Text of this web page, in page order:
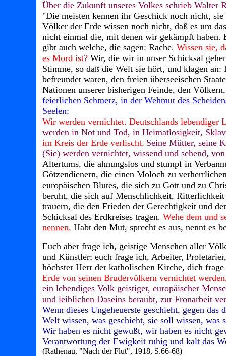
Über die Zukunft unseres Volkes schrieb Walter
"Die meisten kennen ihr Geschick noch nicht,
Völker der Erde wissen noch nicht, daß es um
nicht einmal die, mit denen wir gekämpft haben.
gibt auch welche, die sagen: Rache. Wissen sie,
es Mord ist?Wir, die wir in unser Schicksal
Stimme, so daß die Welt sie hört, und klagen
befreundet waren, den freien überseeischen
Nationen unserer bisherigen Feinde, den
feierlichen Schmerz, in der Wehmut des
Seelen:
Wir werden vernichtet. Deutschlands lebendiger
werden in Not und Tod, in Heimatlosigkeit,
im Kreis der Erde verlischt. Seine Mütter, seine
(Sie) werden vernichtet, wissend und sehend,
Altertums, die ahnungslos und stumpf in
Götzendienern, die einen Moloch zu
europäischen Blutes, die sich zu Gott und zu
beruht, die sich auf Menschlichkeit,
trauern, die den Frieden der Gerechtigkeit und
Schicksal des Erdkreises tragen. Wehe dem und
nennen. Habt den Mut, sprecht es aus, nennt es
Euch aber frage ich, geistige Menschen aller
und Künstler; euch frage ich, Arbeiter,
höchster Herr der katholischen Kirche, dich
Erde von seinen Brudervölkern vernichtet
ein lebendiges Volk geistiger, europäischer
und leiblichen Daseins beraubt, zur Fronarbeit
Wenn dieses Ungeheuerste geschieht, gegen
Welt wissen, was geschieht, sie soll wissen,
Wir haben es nicht gewußt, wir haben es nicht
Verantwortung der Ewigkeit ruhig und kalt das
(Rathenau, "Nach der Flut", 1918, S.66-68)